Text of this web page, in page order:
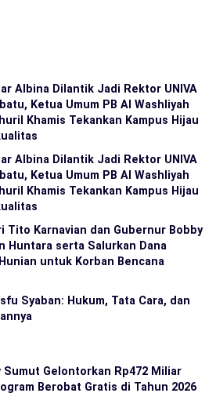
Albina Dilantik Jadi Rektor UNIVA
Ketua Umum PB Al Washliyah
Khamis Tekankan Kampus Hijau
Albina Dilantik Jadi Rektor UNIVA
Ketua Umum PB Al Washliyah
Khamis Tekankan Kampus Hijau
Tito Karnavian dan Gubernur Bobby
Huntara serta Salurkan Dana
untuk Korban Bencana
Syaban: Hukum, Tata Cara, dan
Sumut Gelontorkan Rp472 Miliar
Berobat Gratis di Tahun 2026